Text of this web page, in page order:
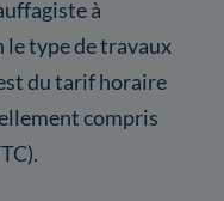
à
le type de travaux
du tarif horaire
compris